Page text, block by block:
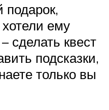
ему
сделать квест
подсказки,
только вы